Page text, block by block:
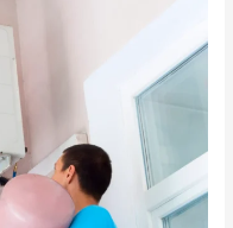
اتصل
0509502498